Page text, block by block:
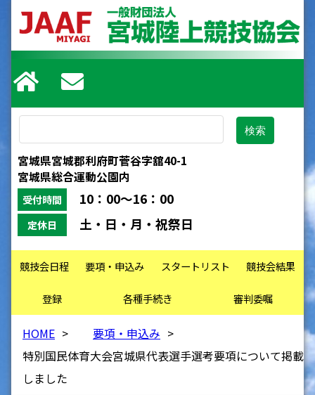
宮城県宮城郡利府町菅谷字舘40-1
宮城県総合運動公園内
受付時間 10：00～16：00
定休日 土・日・月・祝祭日
競技会日程 要項・申込み スタートリスト 競技会結果
登録 各種手続き 審判委嘱
HOME > 要項・申込み >
特別国民体育大会宮城県代表選手選考要項について掲載
しました